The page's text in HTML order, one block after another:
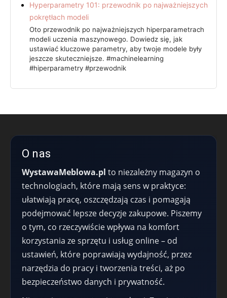
Hyperparametry 101: przewodnik po najważniejszych
pokrętłach modeli
Oto przewodnik po najważniejszych hiperparametrach
modeli uczenia maszynowego. Dowiedz się, jak
ustawiać kluczowe parametry, aby twoje modele były
jeszcze skuteczniejsze. #machinelearning
#hiperparametry #przewodnik
O nas
WystawaMeblowa.pl to niezależny magazyn o
technologiach, które mają sens w praktyce:
ułatwiają pracę, oszczędzają czas i pomagają
podejmować lepsze decyzje zakupowe. Piszemy
o tym, co rzeczywiście wpływa na komfort
korzystania ze sprzętu i usług online – od
ustawień, które poprawiają wydajność, przez
narzędzia do pracy i tworzenia treści, aż po
bezpieczeństwo danych i prywatność.